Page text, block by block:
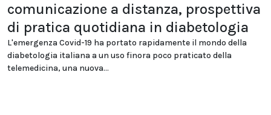
comunicazione a distanza, prospettiva
di pratica quotidiana in diabetologia
L'emergenza Covid-19 ha portato rapidamente il mondo della
diabetologia italiana a un uso finora poco praticato della
telemedicina, una nuova...